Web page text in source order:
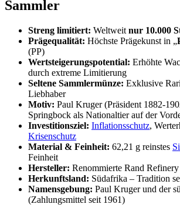
Sammler
Streng limitiert: Weltweit nur 10.000
Prägequalität: Höchste Prägekunst in „
(PP)
Wertsteigerungspotential: Erhöhte
durch extreme Limitierung
Seltene Sammlermünze: Exklusive
Liebhaber
Motiv: Paul Kruger (Präsident 1882-
Springbock als Nationaltier auf der
Investitionsziel: Inflationsschutz,
Krisenschutz
Material & Feinheit: 62,21 g reinstes
Feinheit
Hersteller: Renommierte Rand
Herkunftsland: Südafrika – Tradition
Namensgebung: Paul Kruger und der
(Zahlungsmittel seit 1961)